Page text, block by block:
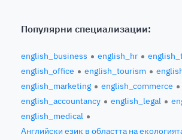
Популярни специализации:
english_business english_hr
english_office
english_tourism
english_marketing
english_commerce
english_accountancy
english_legal
english_medical
Английски език в областта на